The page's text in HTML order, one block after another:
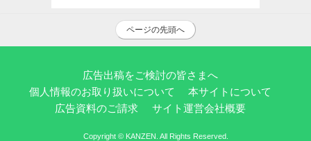
ページの先頭へ
広告出稿をご検討の皆さまへ
個人情報のお取り扱いについて
本サイトについて
広告資料のご請求
サイト運営会社概要
Copyright © KANZEN. All Rights Reserved.